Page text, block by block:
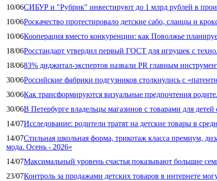
10/06СИБУР и "Рубрик" инвестируют до 1 млрд рублей в
10/06Роскачество протестировало детские сабо, сланцы и
10/06Кооперация вместо конкуренции: как Поволжье
18/06Росстандарт утвердил первый ГОСТ для игрушек с
18/0683% диджитал‑экспертов назвали PR главным
30/06Российские фабрики подгузников столкнулись с
30/06Как трансформируются визуальные предпочтения
30/06В Петербурге владельцы магазинов с товарами для
14/07Исследование: родители тратят на детские товары в
14/07Стильная школьная форма, трикотаж класса премиум,
мода. Осень - 2026»
14/07Максимальный уровень счастья показывают большие
23/07Контроль за продажами детских товаров в интернете